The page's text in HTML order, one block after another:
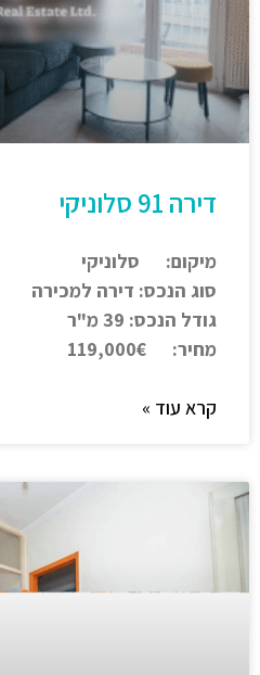
דירה 91 סלוניקי
מיקום: סלוניקי
סוג הנכס: דירה למכירה
גודל הנכס: 39 מ"ר
מחיר: 119,000€
קרא עוד »